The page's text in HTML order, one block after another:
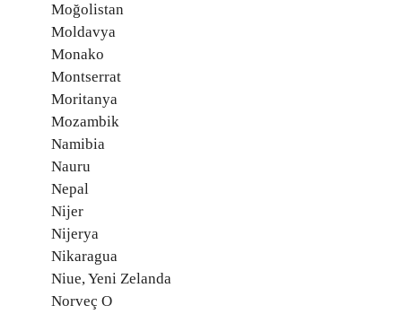
Moğolistan
Moldavya
Monako
Montserrat
Moritanya
Mozambik
Namibia
Nauru
Nepal
Nijer
Nijerya
Nikaragua
Niue, Yeni Zelanda
Norveç O